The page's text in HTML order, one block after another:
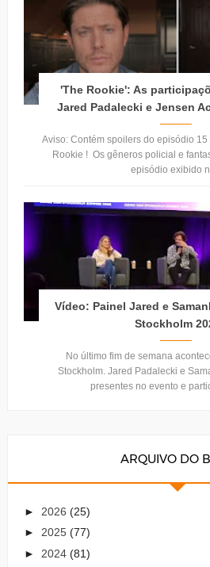
'The Rookie': As
Jared Padalecki e Jensen
Aviso: Contém spoilers do episódio 15
Rookie ! Os gêneros policial e
episódio exibido
Vídeo: Painel Jared e
Stockholm
No último fim de semana
Stockholm. Jared Padalecki e
presentes no evento e
ARQUIVO DO
► 2026 (25)
► 2025 (77)
► 2024 (81)